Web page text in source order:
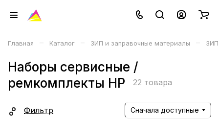
Главная – Каталог – ЗИП и заправочные материалы – ЗИП
Наборы сервисные /
ремкомплекты HP
22 товара
Фильтр Сначала доступные